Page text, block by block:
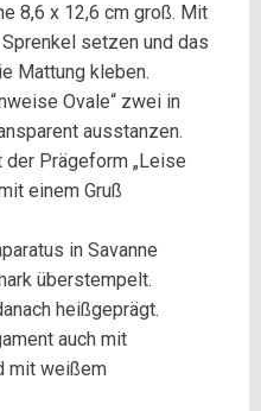
8,6 x 12,6 cm groß. Mit
setzen und das
Mattung kleben.
Ovale“ zwei in
ausstanzen.
der Prägeform „Leise
einem Gruß
in Savanne
überstempelt.
heißgeprägt.
auch mit
mit weißem